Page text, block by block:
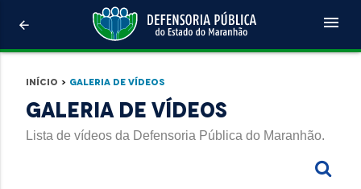
arrow_back menu
Início > Galeria de Vídeos
Galeria de Vídeos
Lista de vídeos da Defensoria Pública do Maranhão.